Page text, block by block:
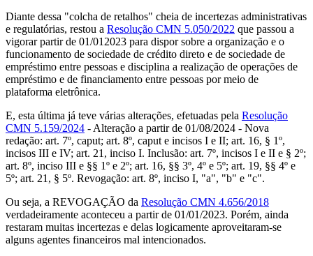
Diante dessa "colcha de retalhos" cheia de incertezas administrativas
e regulatórias, restou a Resolução CMN 5.050/2022 que passou a
vigorar partir de 01/012023 para dispor sobre a organização e o
funcionamento de sociedade de crédito direto e de sociedade de
empréstimo entre pessoas e disciplina a realização de operações de
empréstimo e de financiamento entre pessoas por meio de
plataforma eletrônica.
E, esta última já teve várias alterações, efetuadas pela Resolução
CMN 5.159/2024 - Alteração a partir de 01/08/2024 - Nova
redação: art. 7º, caput; art. 8º, caput e incisos I e II; art. 16, § 1º,
incisos III e IV; art. 21, inciso I. Inclusão: art. 7º, incisos I e II e § 2º;
art. 8º, inciso III e §§ 1º e 2º; art. 16, §§ 3º, 4º e 5º; art. 19, §§ 4º e
5º; art. 21, § 5º. Revogação: art. 8º, inciso I, "a", "b" e "c".
Ou seja, a REVOGAÇÃO da Resolução CMN 4.656/2018
verdadeiramente aconteceu a partir de 01/01/2023. Porém, ainda
restaram muitas incertezas e delas logicamente aproveitaram-se
alguns agentes financeiros mal intencionados.